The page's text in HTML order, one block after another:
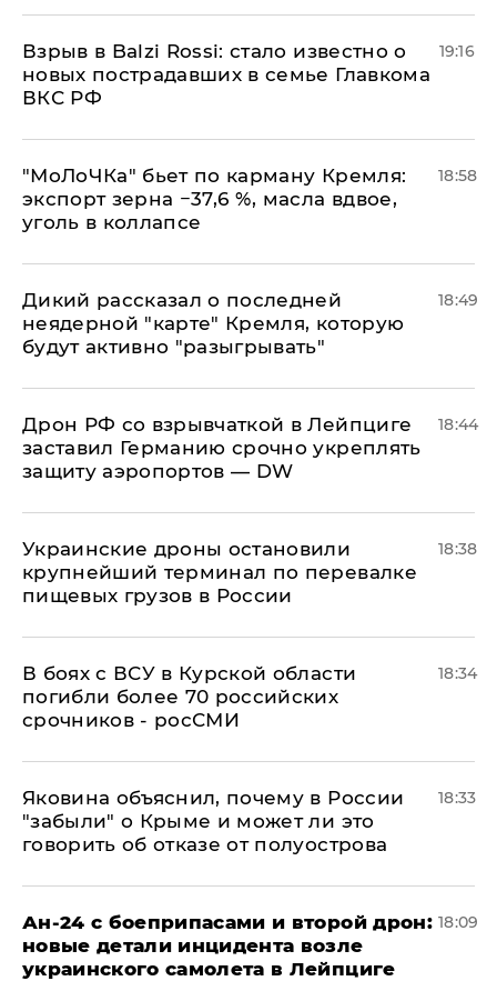
Взрыв в Balzi Rossi: стало известно о
новых пострадавших в семье Главкома
ВКС РФ
19:16
​"МоЛоЧКа" бьет по карману Кремля:
экспорт зерна −37,6 %, масла вдвое,
уголь в коллапсе
18:58
Дикий рассказал о последней
неядерной "карте" Кремля, которую
будут активно "разыгрывать"
18:49
​Дрон РФ со взрывчаткой в Лейпциге
заставил Германию срочно укреплять
защиту аэропортов — DW
18:44
Украинские дроны остановили
крупнейший терминал по перевалке
пищевых грузов в России
18:38
В боях с ВСУ в Курской области
погибли более 70 российских
срочников - росСМИ
18:34
Яковина объяснил, почему в России
"забыли" о Крыме и может ли это
говорить об отказе от полуострова
18:33
Ан-24 с боеприпасами и второй дрон:
новые детали инцидента возле
украинского самолета в Лейпциге
18:09